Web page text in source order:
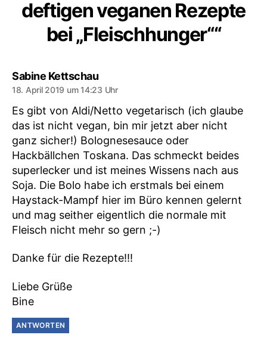
deftigen veganen Rezepte
bei „Fleischhunger““
Sabine Kettschausagt:
18. April 2019 um 14:23 Uhr
Es gibt von Aldi/Netto vegetarisch (ich glaube
das ist nicht vegan, bin mir jetzt aber nicht
ganz sicher!) Bolognesesauce oder
Hackbällchen Toskana. Das schmeckt beides
superlecker und ist meines Wissens nach aus
Soja. Die Bolo habe ich erstmals bei einem
Haystack-Mampf hier im Büro kennen gelernt
und mag seither eigentlich die normale mit
Fleisch nicht mehr so gern ;-)
Danke für die Rezepte!!!
Liebe Grüße
Bine
ANTWORTEN